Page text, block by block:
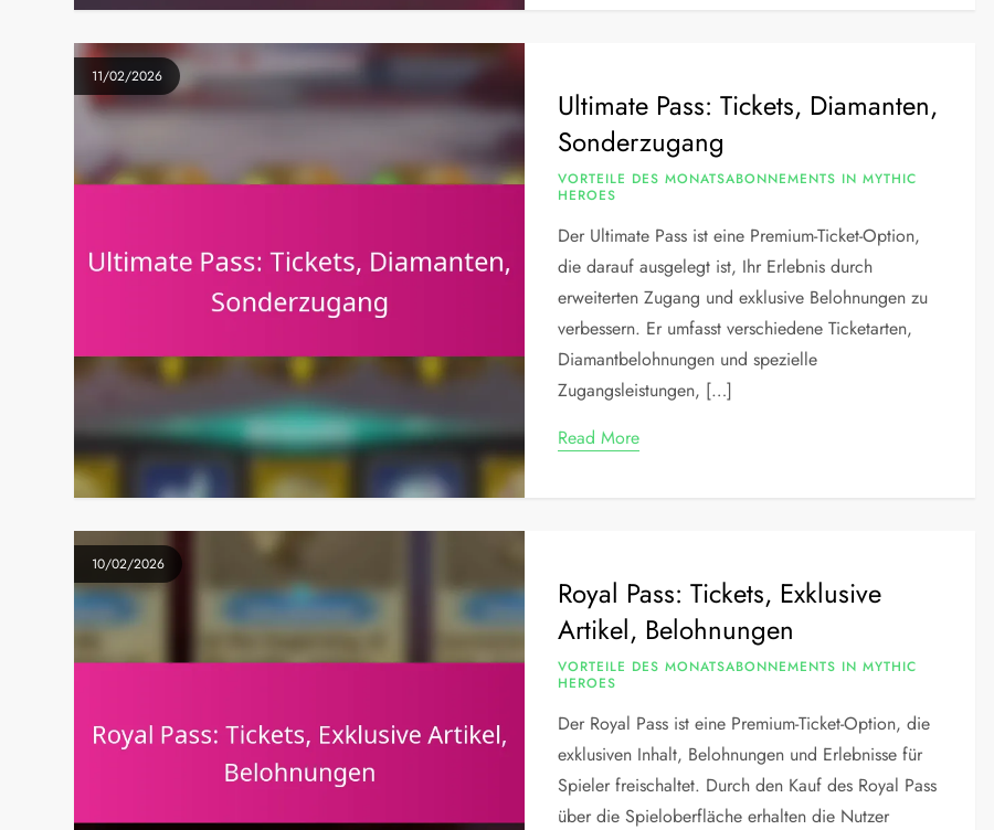
11/02/2026
Ultimate Pass: Tickets, Diamanten,
Sonderzugang
VORTEILE DES MONATSABONNEMENTS IN MYTHIC
HEROES
Der Ultimate Pass ist eine Premium-Ticket-Option,
die darauf ausgelegt ist, Ihr Erlebnis durch
erweiterten Zugang und exklusive Belohnungen zu
verbessern. Er umfasst verschiedene Ticketarten,
Diamantbelohnungen und spezielle
Zugangsleistungen, […]
Read More
10/02/2026
Royal Pass: Tickets, Exklusive
Artikel, Belohnungen
VORTEILE DES MONATSABONNEMENTS IN MYTHIC
HEROES
Der Royal Pass ist eine Premium-Ticket-Option, die
exklusiven Inhalt, Belohnungen und Erlebnisse für
Spieler freischaltet. Durch den Kauf des Royal Pass
über die Spieloberfläche erhalten die Nutzer